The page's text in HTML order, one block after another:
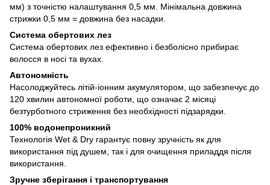
мм) з точністю налаштування 0,5 мм. Мінімальна довжина
стрижки 0,5 мм = довжина без насадки.
Система обертових лез
Система обертових лез ефективно і безболісно прибирає
волосся в носі та вухах.
Автономність
Насолоджуйтесь літій-іонним акумулятором, що забезпечує до
120 хвилин автономної роботи, що означає 2 місяці
безтурботного стриження без необхідності підзарядки.
100% водонепроникний
Технологія Wet & Dry гарантує повну зручність як для
використання під душем, так і для очищення приладдя після
використання.
Зручне зберігання і транспортування